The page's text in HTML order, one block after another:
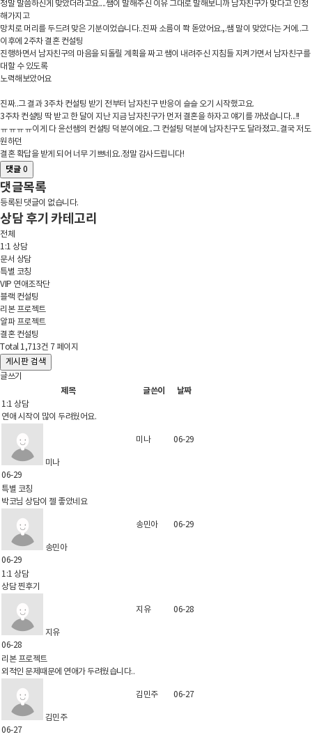
정말 말씀하신게 맞았더라고요....쌤이 말해주신 이유 그대로 말해보니까 남자친구가 맞다고 인정
해가지고
망치로 머리를 두드려 맞은 기분이었습니다..진짜 소름이 쫙 돋았어요.,.쌤 말이 맞았다는 거에..그
이후에 2주차 결혼 컨설팅
진행하면서 남자친구의 마음을 되돌릴 계획을 짜고 쌤이 내려주신 지침들 지켜가면서 남자친구를
대할 수 있도록
노력해보았어요
진짜..그 결과 3주차 컨설팅 받기 전부터 남자친구 반응이 슬슬 오기 시작했고요.
3주차 컨설팅 딱 받고 한 달이 지난 지금 남자친구가 먼저 결혼을 하자고 얘기를 꺼냈습니다...!!
ㅠㅠㅠㅠ이게 다 윤선쌤의 컨설팅 덕분이에요..그 컨설팅 덕분에 남자친구도 달라졌고..결국 저도
원하던
결혼 확답을 받게 되어 너무 기쁘네요..정말 감사드립니다!
댓글 0
댓글목록
등록된 댓글이 없습니다.
상담 후기 카테고리
전체
1:1 상담
문서 상담
특별 코칭
VIP 연애조작단
블랙 컨설팅
리본 프로젝트
알파 프로젝트
결혼 컨설팅
Total 1,713건 7 페이지
게시판 검색
글쓰기
제목 글쓴이 날짜
1:1 상담
연애 시작이 많이 두려웠어요.
미나
06-29
미나 06-29
특별 코칭
박코님 상담이 젤 좋았네요
송민아
06-29
송민아 06-29
1:1 상담
상담 찐후기
지유
06-28
지유 06-28
리본 프로젝트
외적인 문제때문에 연애가 두려웠습니다..
김민주
06-27
김민주 06-27